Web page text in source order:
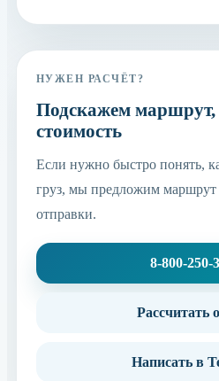
НУЖЕН РАСЧЁТ?
Подскажем маршрут,
стоимость
Если нужно быстро понять,
груз, мы предложим
отправки.
8-800-250-
Рассчитать
Написать в